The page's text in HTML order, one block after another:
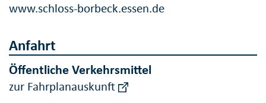
www.schloss-borbeck.essen.de
Anfahrt
Öffentliche Verkehrsmittel
zur Fahrplanauskunft